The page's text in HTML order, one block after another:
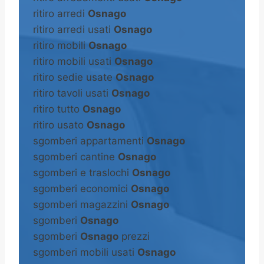
ritiro arredi Osnago
ritiro arredi usati Osnago
ritiro mobili Osnago
ritiro mobili usati Osnago
ritiro sedie usate Osnago
ritiro tavoli usati Osnago
ritiro tutto Osnago
ritiro usato Osnago
sgomberi appartamenti Osnago
sgomberi cantine Osnago
sgomberi e traslochi Osnago
sgomberi economici Osnago
sgomberi magazzini Osnago
sgomberi Osnago
sgomberi Osnago prezzi
sgomberi mobili usati Osnago